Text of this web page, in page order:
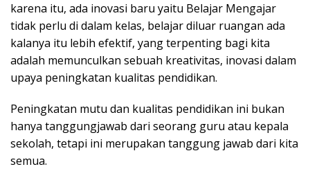
karena itu, ada inovasi baru yaitu Belajar Mengajar
tidak perlu di dalam kelas, belajar diluar ruangan ada
kalanya itu lebih efektif, yang terpenting bagi kita
adalah memunculkan sebuah kreativitas, inovasi dalam
upaya peningkatan kualitas pendidikan.
Peningkatan mutu dan kualitas pendidikan ini bukan
hanya tanggungjawab dari seorang guru atau kepala
sekolah, tetapi ini merupakan tanggung jawab dari kita
semua.